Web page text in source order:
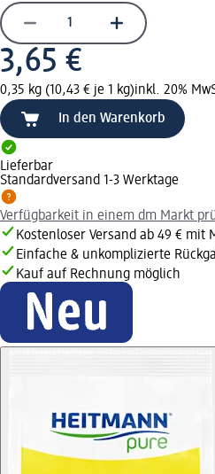
3,65 €
0,35 kg (10,43 € je 1 kg)inkl. 20%
In den Warenkorb
Lieferbar
Standardversand 1-3 Werktage
Verfügbarkeit in einem dm Markt
Kostenloser Versand ab 49 € mit
Einfache & unkomplizierte
Kauf auf Rechnung möglich